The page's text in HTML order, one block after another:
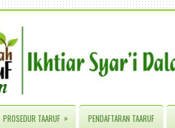
PROSEDUR TAARUF » PENDAFTARAN TAARUF